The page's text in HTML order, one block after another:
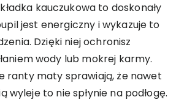
kauczukowa to doskonały
jest energiczny i wykazuje to
Dzięki niej ochronisz
wody lub mokrej karmy.
ranty maty sprawiają, że nawet
wyleje to nie spłynie na podłogę.